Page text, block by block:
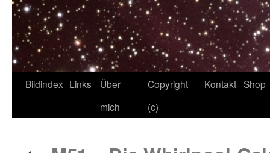
Bildindex Links
Über
mich
Copyright
(c)
Kontakt Shop